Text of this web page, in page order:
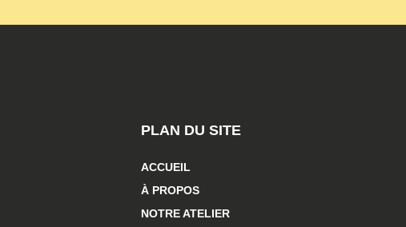
PLAN DU SITE
ACCUEIL
À PROPOS
NOTRE ATELIER